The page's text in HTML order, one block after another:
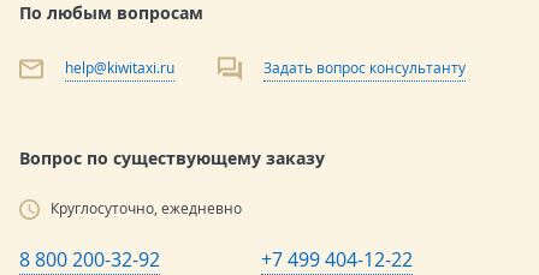
По любым вопросам
help@kiwitaxi.ru Задать вопрос консультанту
Вопрос по существующему заказу
Круглосуточно, ежедневно
8 800 200-32-92 +7 499 404-12-22